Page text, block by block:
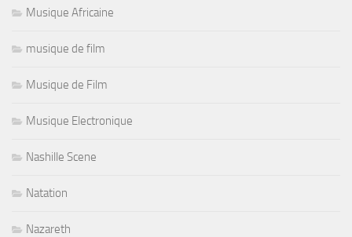
Musique Africaine
musique de film
Musique de Film
Musique Electronique
Nashille Scene
Natation
Nazareth